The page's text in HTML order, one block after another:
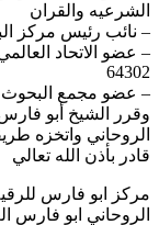
الشرعيه والقران
– نائب رئيس مركز
– عضو الاتحاد
64302
– عضو مجمع البحوث
وقرر الشيخ أبو
الروحاني واتخزه
قادر بأذن الله تعالي
مركز ابو فارس
الروحاني ابو فارس العماني